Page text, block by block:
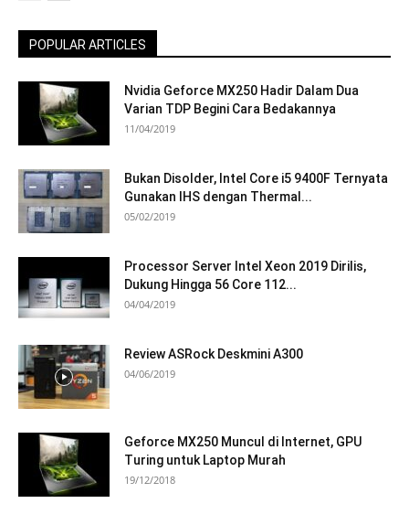
POPULAR ARTICLES
Nvidia Geforce MX250 Hadir Dalam Dua
Varian TDP Begini Cara Bedakannya
11/04/2019
Bukan Disolder, Intel Core i5 9400F Ternyata
Gunakan IHS dengan Thermal...
05/02/2019
Processor Server Intel Xeon 2019 Dirilis,
Dukung Hingga 56 Core 112...
04/04/2019
Review ASRock Deskmini A300
04/06/2019
Geforce MX250 Muncul di Internet, GPU
Turing untuk Laptop Murah
19/12/2018